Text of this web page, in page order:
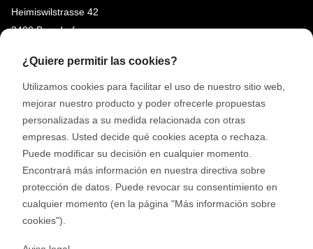
Heimiswilstrasse 42
3400 Burgdorf
REDES SOCIALES
LinkedIn
Google Reviews
¿Quiere permitir las cookies?
Utilizamos cookies para facilitar el uso de nuestro sitio web,
mejorar nuestro producto y poder ofrecerle propuestas
personalizadas a su medida relacionada con otras
empresas. Usted decide qué cookies acepta o rechaza.
Puede modificar su decisión en cualquier momento.
Encontrará más información en nuestra directiva sobre
protección de datos. Puede revocar su consentimiento en
cualquier momento (en la página "Más información sobre
cookies").